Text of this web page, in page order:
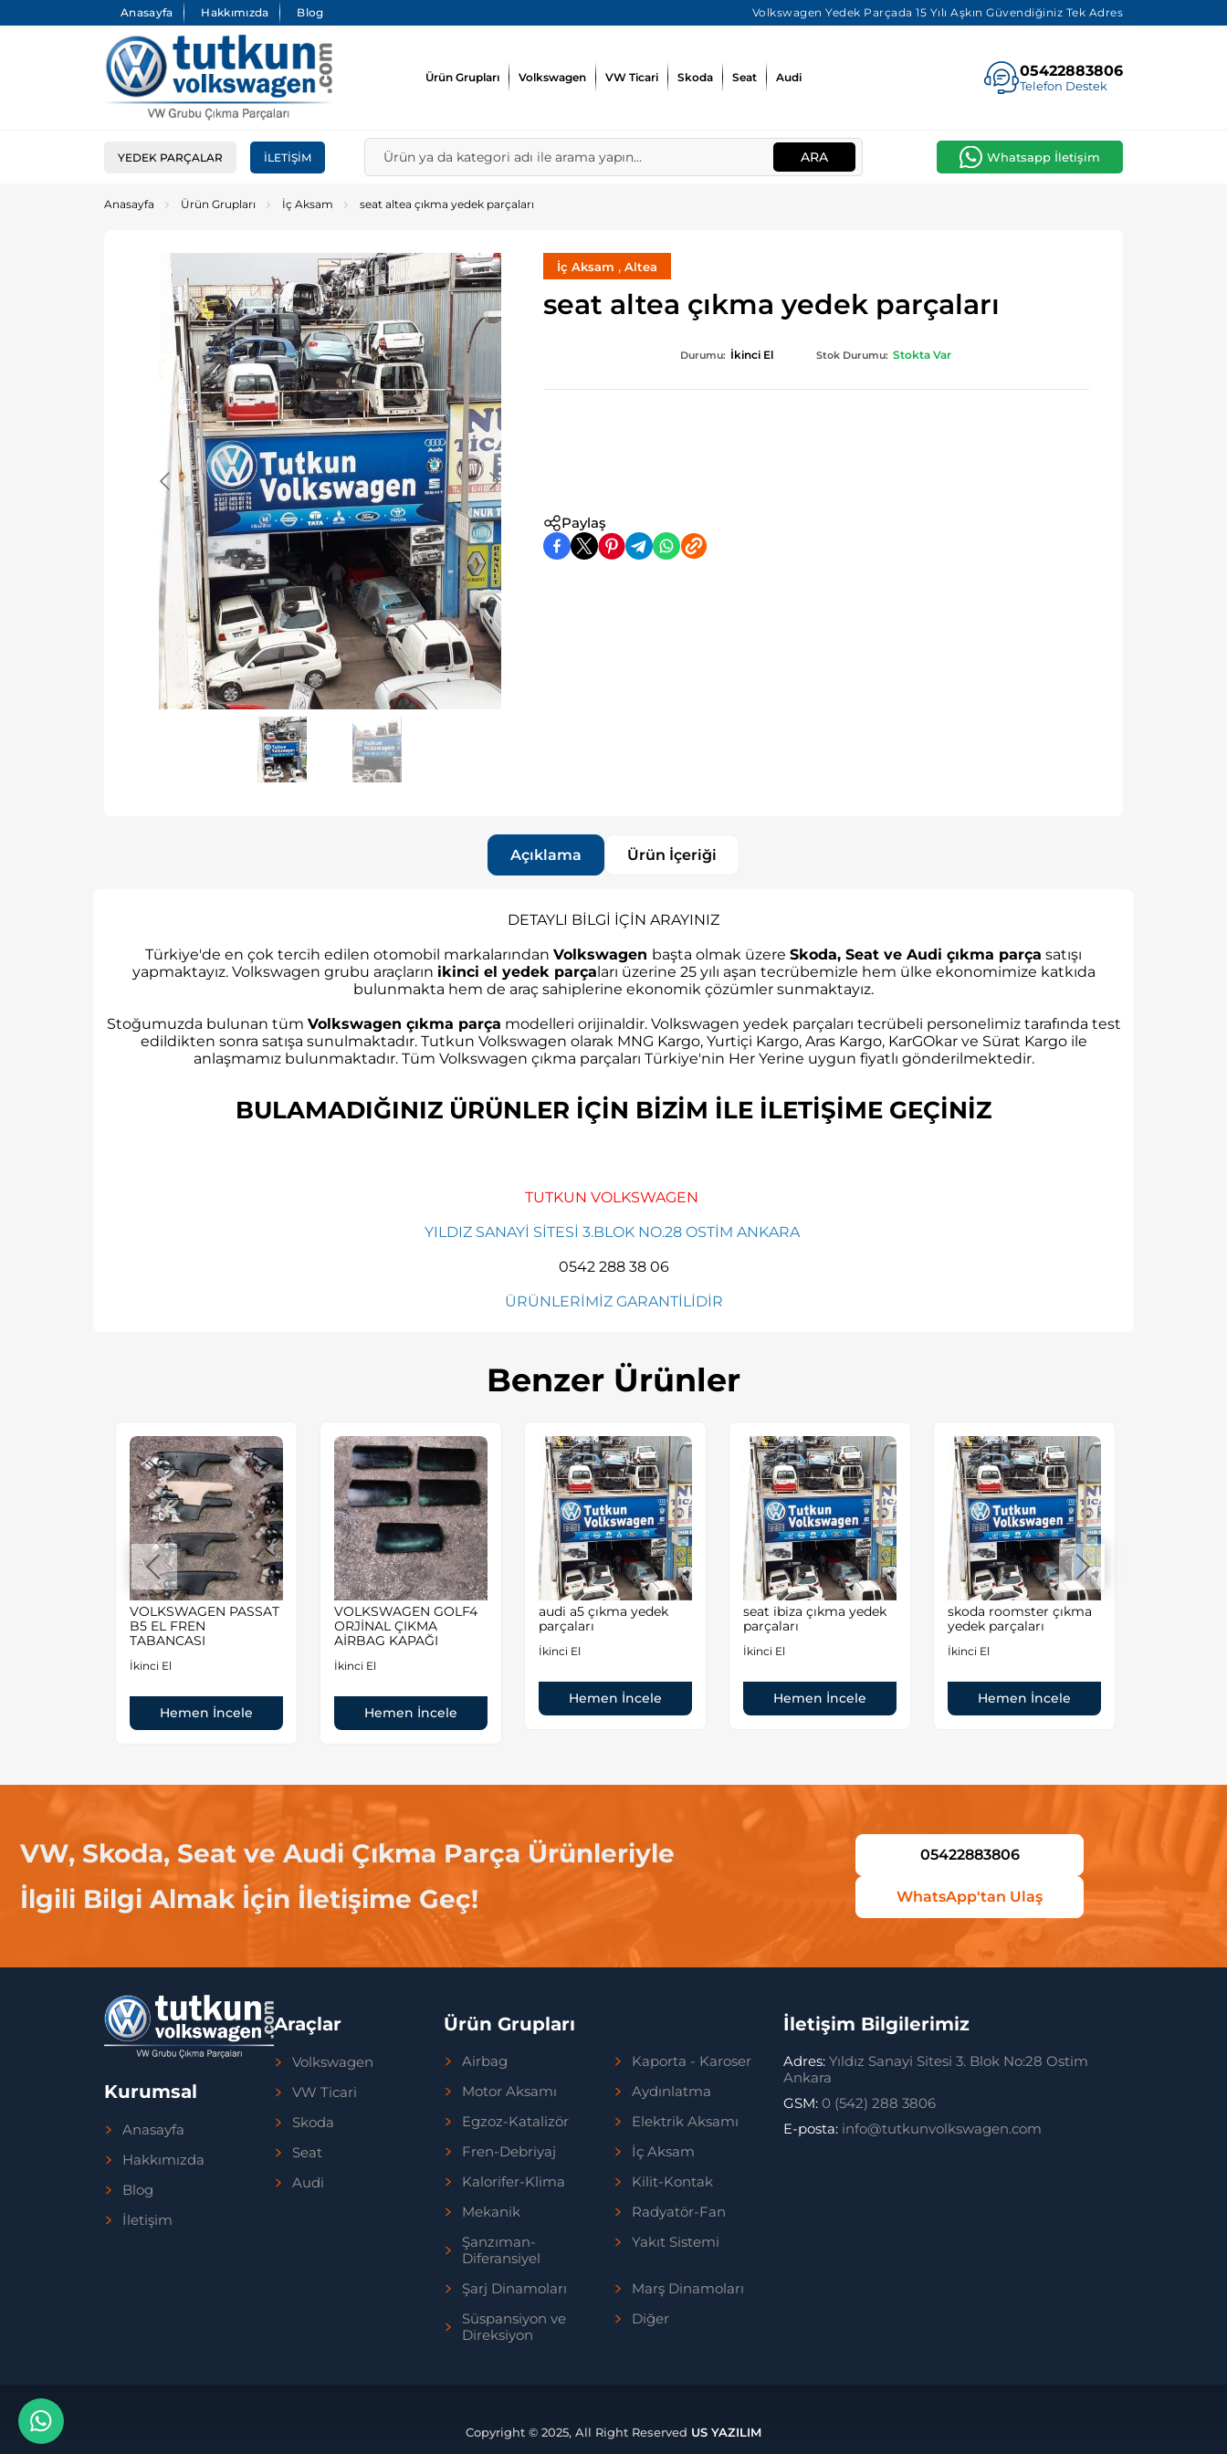
Anasayfa Hakkımızda Blog Volkswagen Yedek Parçada 15 Yılı Aşkın Güvendiğiniz Tek Adres
Ürün Grupları Volkswagen VW Ticari Skoda Seat Audi 05422883806
Telefon Destek
YEDEK PARÇALAR İLETIŞIM ARA Whatsapp İletişim
Anasayfa Ürün Grupları İç Aksam seat altea çıkma yedek parçaları
İç Aksam ,Altea
seat altea çıkma yedek parçaları
Durumu: İkinci El Stok Durumu: Stokta Var
Paylaş
Açıklama Ürün İçeriği
DETAYLI BİLGİ İÇİN ARAYINIZ
Türkiye'de en çok tercih edilen otomobil markalarından Volkswagen başta olmak üzere Skoda, Seat ve Audi çıkma parça satışı
yapmaktayız. Volkswagen grubu araçların ikinci el yedek parçaları üzerine 25 yılı aşan tecrübemizle hem ülke ekonomimize katkıda
bulunmakta hem de araç sahiplerine ekonomik çözümler sunmaktayız.
Stoğumuzda bulunan tüm Volkswagen çıkma parça modelleri orijinaldir. Volkswagen yedek parçaları tecrübeli personelimiz tarafında test
edildikten sonra satışa sunulmaktadır. Tutkun Volkswagen olarak MNG Kargo, Yurtiçi Kargo, Aras Kargo, KarGOkar ve Sürat Kargo ile
anlaşmamız bulunmaktadır. Tüm Volkswagen çıkma parçaları Türkiye'nin Her Yerine uygun fiyatlı gönderilmektedir.
BULAMADIĞINIZ ÜRÜNLER İÇİN BİZİM İLE İLETİŞİME GEÇİNİZ​
TUTKUN VOLKSWAGEN
YILDIZ SANAYİ SİTESİ 3.BLOK NO.28 OSTİM ANKARA
0542 288 38 06
ÜRÜNLERİMİZ GARANTİLİDİR
Benzer Ürünler
VOLKSWAGEN PASSAT
B5 EL FREN
TABANCASI
İkinci El
Hemen İncele
VOLKSWAGEN GOLF4
ORJİNAL ÇIKMA
AİRBAG KAPAĞI
İkinci El
Hemen İncele
audi a5 çıkma yedek
parçaları
İkinci El
Hemen İncele
seat ibiza çıkma yedek
parçaları
İkinci El
Hemen İncele
skoda roomster çıkma
yedek parçaları
İkinci El
Hemen İncele
VW, Skoda, Seat ve Audi Çıkma Parça Ürünleriyle
İlgili Bilgi Almak İçin İletişime Geç!
05422883806
WhatsApp'tan Ulaş
Kurumsal
Anasayfa
Hakkımızda
Blog
İletişim
Araçlar
Volkswagen
VW Ticari
Skoda
Seat
Audi
Ürün Grupları
Airbag
Kaporta - Karoser
Motor Aksamı
Aydınlatma
Egzoz-Katalizör
Elektrik Aksamı
Fren-Debriyaj
İç Aksam
Kalorifer-Klima
Kilit-Kontak
Mekanik
Radyatör-Fan
Şanzıman-
Diferansiyel
Yakıt Sistemi
Şarj Dinamoları
Marş Dinamoları
Süspansiyon ve
Direksiyon
Diğer
İletişim Bilgilerimiz
Adres: Yıldız Sanayi Sitesi 3. Blok No:28 Ostim
Ankara
GSM: 0 (542) 288 3806
E-posta: info@tutkunvolkswagen.com
Copyright © 2025, All Right Reserved US YAZILIM